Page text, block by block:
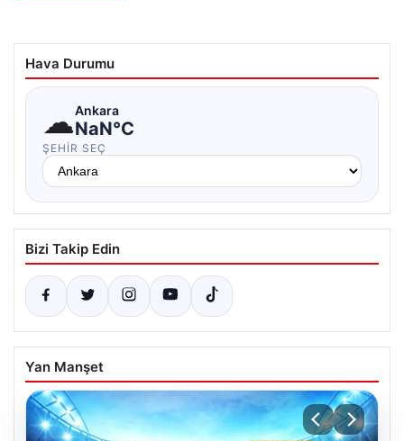
Hava Durumu
☁Ankara
NaN°C
ŞEHIR SEÇ
Bizi Takip Edin
Yan Manşet